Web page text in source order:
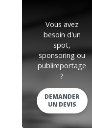
Vous avez
besoin d'un
spot,
sponsoring ou
publireportage
?
DEMANDER
UN DEVIS